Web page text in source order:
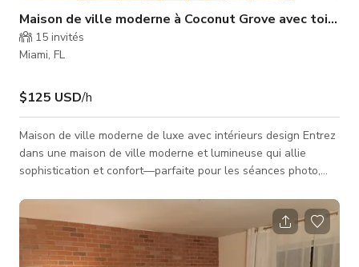
Maison de ville moderne à Coconut Grove avec toit-
15 invités
Miami, FL
$125 USD/h
Maison de ville moderne de luxe avec intérieurs design Entrez
dans une maison de ville moderne et lumineuse qui allie
sophistication et confort—parfaite pour les séances photo,
maison élégante dispose d'espaces de vie à concept ouvert
avec de hauts plafonds, de grandes fenêtres et une
abondance de lumière naturelle, créant un décor lumineux et
polyvalent. Les intérieurs sont soigneusement aménagés avec